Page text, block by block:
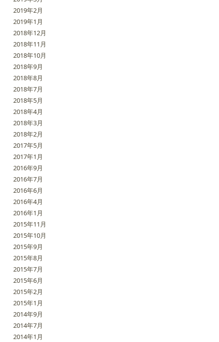
2019年2月
2019年1月
2018年12月
2018年11月
2018年10月
2018年9月
2018年8月
2018年7月
2018年5月
2018年4月
2018年3月
2018年2月
2017年5月
2017年1月
2016年9月
2016年7月
2016年6月
2016年4月
2016年1月
2015年11月
2015年10月
2015年9月
2015年8月
2015年7月
2015年6月
2015年2月
2015年1月
2014年9月
2014年7月
2014年1月